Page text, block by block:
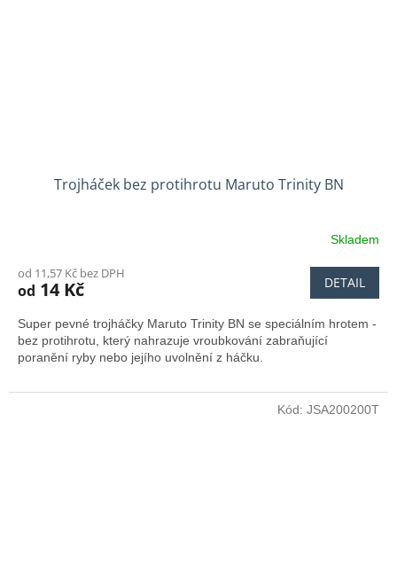
Trojháček bez protihrotu Maruto Trinity BN
Skladem
od 11,57 Kč bez DPH
od 14 Kč DETAIL
Super pevné trojháčky Maruto Trinity BN se speciálním hrotem -
bez protihrotu, který nahrazuje vroubkování zabraňující
poranění ryby nebo jejího uvolnění z háčku.
Kód: JSA200200T